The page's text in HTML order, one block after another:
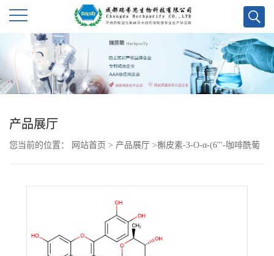
产品展厅
您当前的位置： 网站首页 > 产品展厅 >槲皮素-3-O-α-(6'''-咖啡酰葡